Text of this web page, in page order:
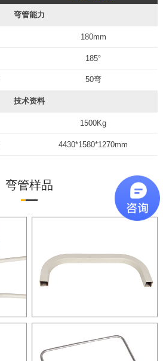
弯管能力
180mm
185°
50弯
技术资料
1500Kg
4430*1580*1270mm
弯管样品